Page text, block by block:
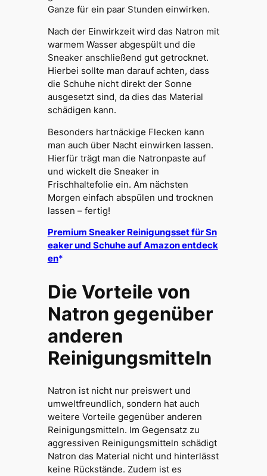
Ganze für ein paar Stunden einwirken.
Nach der Einwirkzeit wird das Natron mit
warmem Wasser abgespült und die
Sneaker anschließend gut getrocknet.
Hierbei sollte man darauf achten, dass
die Schuhe nicht direkt der Sonne
ausgesetzt sind, da dies das Material
schädigen kann.
Besonders hartnäckige Flecken kann
man auch über Nacht einwirken lassen.
Hierfür trägt man die Natronpaste auf
und wickelt die Sneaker in
Frischhaltefolie ein. Am nächsten
Morgen einfach abspülen und trocknen
lassen – fertig!
Premium Sneaker Reinigungsset für Sn
eaker und Schuhe auf Amazon entdeck
en
Die Vorteile von
Natron gegenüber
anderen
Reinigungsmitteln
Natron ist nicht nur preiswert und
umweltfreundlich, sondern hat auch
weitere Vorteile gegenüber anderen
Reinigungsmitteln. Im Gegensatz zu
aggressiven Reinigungsmitteln schädigt
Natron das Material nicht und hinterlässt
keine Rückstände. Zudem ist es